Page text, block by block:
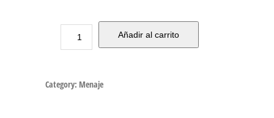
Añadir al carrito
Category: Menaje